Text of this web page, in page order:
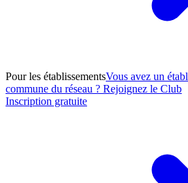
Pour les établissementsVous avez un
commune du réseau ? Rejoignez le Club
Inscription gratuite